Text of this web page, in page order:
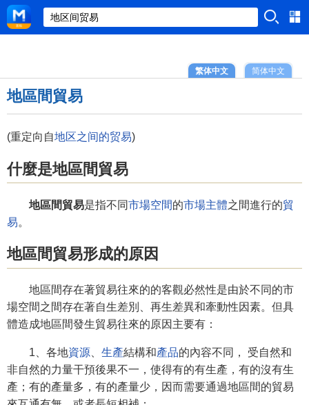
简体中文
繁体中文
地區間貿易
(重定向自地区之间的贸易)
什麼是地區間貿易
地區間貿易是指不同市場空間的市場主體之間進行的貿
易。
地區間貿易形成的原因
地區間存在著貿易往來的的客觀必然性是由於不同的市
場空間之間存在著自生差別、再生差異和牽動性因素。但具
體造成地區間發生貿易往來的原因主要有：
1、各地資源 生產結構和產品的內容不同， 受自然和
非自然的力量干預後果不一，使得有的有生產，有的沒有生
產；有的產量多，有的產量少，因而需要通過地區間的貿易